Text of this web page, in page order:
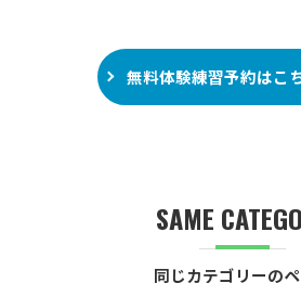
無料体験練習予約はこ
同じカテゴリーの
SAME